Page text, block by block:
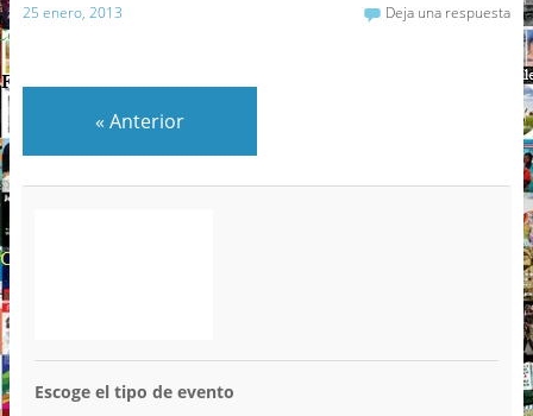
25 enero, 2013 Deja una respuesta
« Anterior
Escoge el tipo de evento